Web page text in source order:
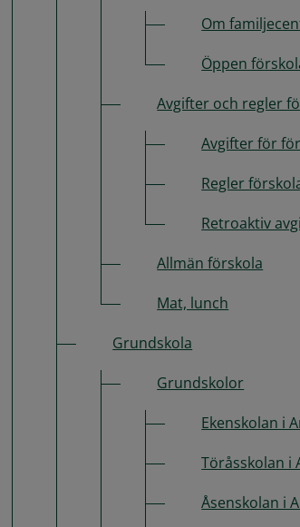
Om
Öppen
Avgifter och regler
Avgifter för
Regler
Retroaktiv
Allmän förskola
Mat, lunch
Grundskola
Grundskolor
Ekenskolan i
Töråsskolan i
Åsenskolan i